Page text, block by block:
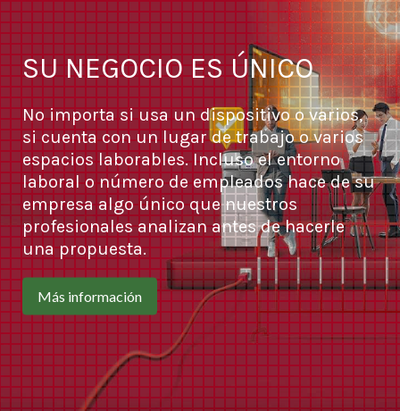
SU NEGOCIO ES ÚNICO
No importa si usa un dispositivo o varios,
si cuenta con un lugar de trabajo o varios
espacios laborables. Incluso el entorno
laboral o número de empleados hace de su
empresa algo único que nuestros
profesionales analizan antes de hacerle
una propuesta.
Más información